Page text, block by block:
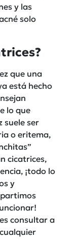
y las
solo
que una
está hecho
lo que
suele ser
o eritema,
cicatrices,
¡todo lo
y
consultar a